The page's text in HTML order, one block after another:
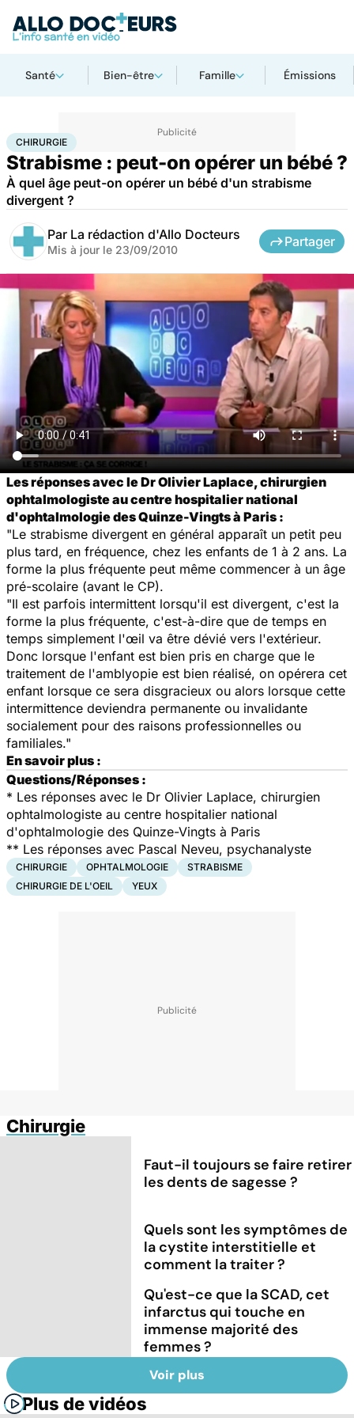
Santé Bien-être Famille Émissions
AccueilSanté Maladies
CHIRURGIE
Strabisme : peut-on opérer un bébé ?
À quel âge peut-on opérer un bébé d'un strabisme
divergent ?
Par La rédaction d'Allo Docteurs
Mis à jour le 23/09/2010
Partager
Les réponses avec le Dr Olivier Laplace, chirurgien
ophtalmologiste au centre hospitalier national
d'ophtalmologie des Quinze-Vingts à Paris :
"Le strabisme divergent en général apparaît un petit peu
plus tard, en fréquence, chez les enfants de 1 à 2 ans. La
forme la plus fréquente peut même commencer à un âge
pré-scolaire (avant le CP).
"Il est parfois intermittent lorsqu'il est divergent, c'est la
forme la plus fréquente, c'est-à-dire que de temps en
temps simplement l'œil va être dévié vers l'extérieur.
Donc lorsque l'enfant est bien pris en charge que le
traitement de l'amblyopie est bien réalisé, on opérera cet
enfant lorsque ce sera disgracieux ou alors lorsque cette
intermittence deviendra permanente ou invalidante
socialement pour des raisons professionnelles ou
familiales."
En savoir plus :
Questions/Réponses :
* Les réponses avec le Dr Olivier Laplace, chirurgien
ophtalmologiste au centre hospitalier national
d'ophtalmologie des Quinze-Vingts à Paris
** Les réponses avec Pascal Neveu, psychanalyste
CHIRURGIE OPHTALMOLOGIE
STRABISME
CHIRURGIE DE L'OEIL
YEUX
Chirurgie
Faut-il toujours se faire retirer
les dents de sagesse ?
Quels sont les symptômes de
la cystite interstitielle et
comment la traiter ?
Qu'est-ce que la SCAD, cet
infarctus qui touche en
immense majorité des
femmes ?
Voir plus
Plus de vidéos